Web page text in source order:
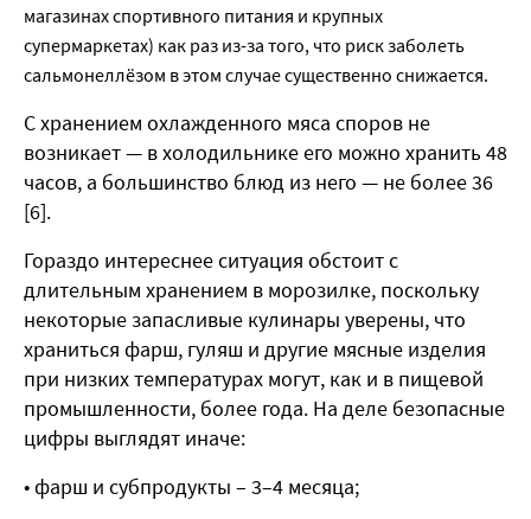
магазинах спортивного питания и крупных
супермаркетах) как раз из-за того, что риск заболеть
сальмонеллёзом в этом случае существенно снижается.
С хранением охлажденного мяса споров не
возникает — в холодильнике его можно хранить 48
часов, а большинство блюд из него — не более 36
[6].
Гораздо интереснее ситуация обстоит с
длительным хранением в морозилке, поскольку
некоторые запасливые кулинары уверены, что
храниться фарш, гуляш и другие мясные изделия
при низких температурах могут, как и в пищевой
промышленности, более года. На деле безопасные
цифры выглядят иначе:
• фарш и субпродукты – 3–4 месяца;